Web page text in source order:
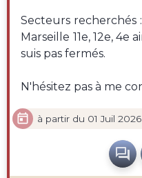
Secteurs recherchés
Marseille 11e, 12e, 4e
suis pas fermés.
N'hésitez pas à me
 à partir du 01 Juil 2026
